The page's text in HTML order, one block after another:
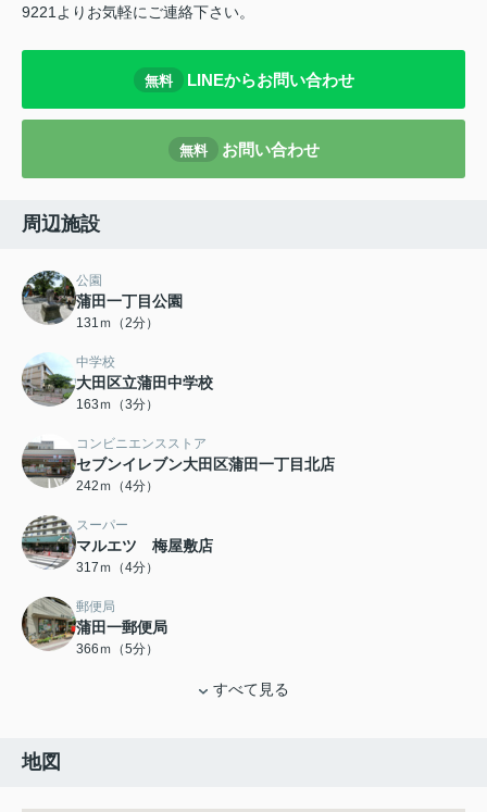
9221よりお気軽にご連絡下さい。
無料 LINEからお問い合わせ
無料 お問い合わせ
周辺施設
公園
蒲田一丁目公園
131ｍ（2分）
中学校
大田区立蒲田中学校
163ｍ（3分）
コンビニエンスストア
セブンイレブン大田区蒲田一丁目北店
242ｍ（4分）
スーパー
マルエツ 梅屋敷店
317ｍ（4分）
郵便局
蒲田一郵便局
366ｍ（5分）
すべて見る
地図